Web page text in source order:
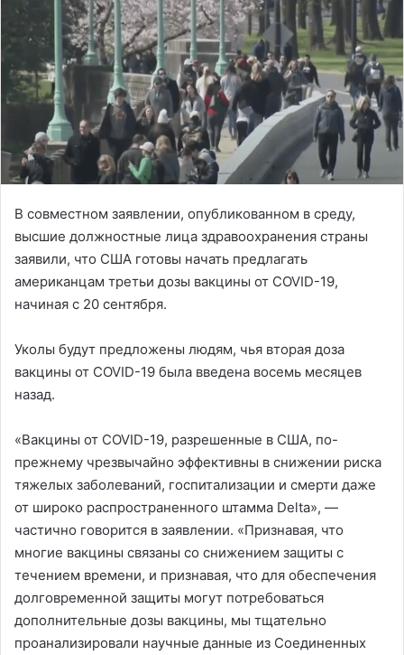
В совместном заявлении, опубликованном в среду,
высшие должностные лица здравоохранения страны
заявили, что США готовы начать предлагать
американцам третьи дозы вакцины от COVID-19,
начиная с 20 сентября.
Уколы будут предложены людям, чья вторая доза
вакцины от COVID-19 была введена восемь месяцев
назад.
«Вакцины от COVID-19, разрешенные в США, по-
прежнему чрезвычайно эффективны в снижении риска
тяжелых заболеваний, госпитализации и смерти даже
от широко распространенного штамма Delta», —
частично говорится в заявлении. «Признавая, что
многие вакцины связаны со снижением защиты с
течением времени, и признавая, что для обеспечения
долговременной защиты могут потребоваться
дополнительные дозы вакцины, мы тщательно
проанализировали научные данные из Соединенных